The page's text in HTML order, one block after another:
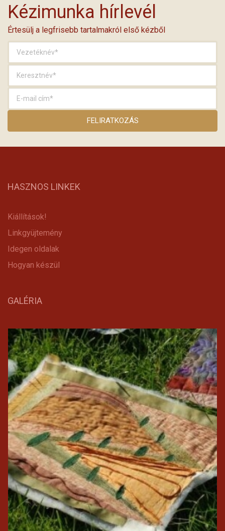
Kézimunka hírlevél
Értesülj a legfrisebb tartalmakról első kézből
HASZNOS LINKEK
Kiállítások!
Linkgyüjtemény
Idegen oldalak
Hogyan készül
GALÉRIA